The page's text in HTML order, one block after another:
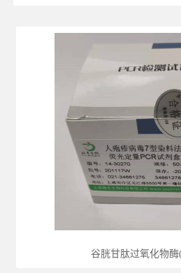
谷胱甘肽过氧化物酶